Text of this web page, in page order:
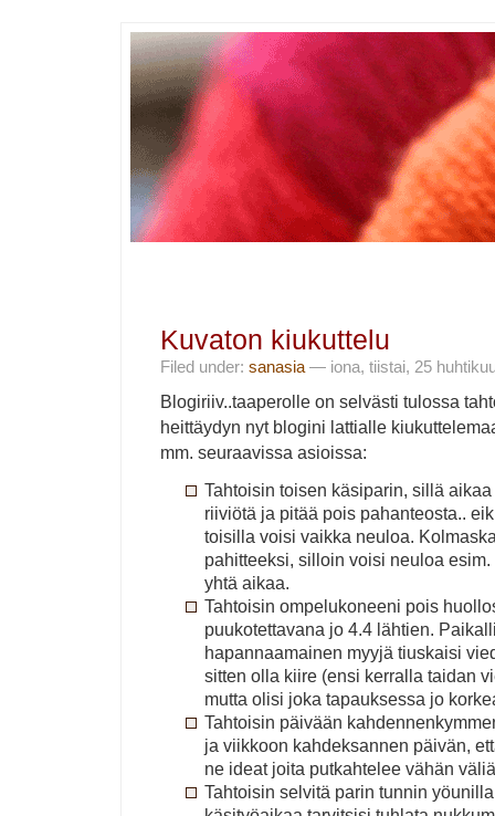
Kuvaton kiukuttelu
Filed under: sanasia — iona, tiistai, 25
Blogiriiv..taaperolle on selvästi tulossa
heittäydyn nyt blogini lattialle
mm. seuraavissa asioissa:
Tahtoisin toisen käsiparin, sillä
riiviötä ja pitää pois pahanteosta..
toisilla voisi vaikka neuloa.
pahitteeksi, silloin voisi neuloa
yhtä aikaa.
Tahtoisin ompelukoneeni pois
puukotettavana jo 4.4 lähtien.
hapannaamainen myyjä tiuskaisi
sitten olla kiire (ensi kerralla taidan
mutta olisi joka tapauksessa jo
Tahtoisin päivään
ja viikkoon kahdeksannen päivän,
ne ideat joita putkahtelee vähän
Tahtoisin selvitä parin tunnin